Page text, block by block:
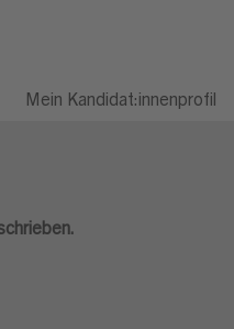
Mein Kandidat:innenprofil